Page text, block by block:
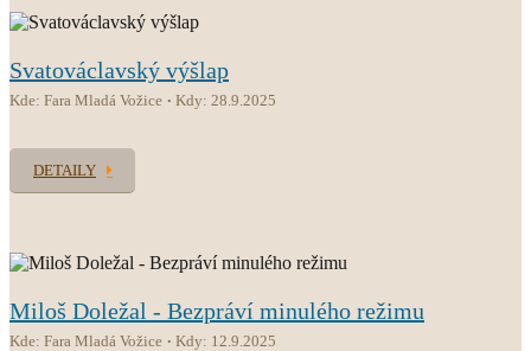
Svatováclavský výšlap
Kde: Fara Mladá Vožice Kdy: 28.9.2025
DETAILY
Miloš Doležal - Bezpráví minulého režimu
Kde: Fara Mladá Vožice Kdy: 12.9.2025